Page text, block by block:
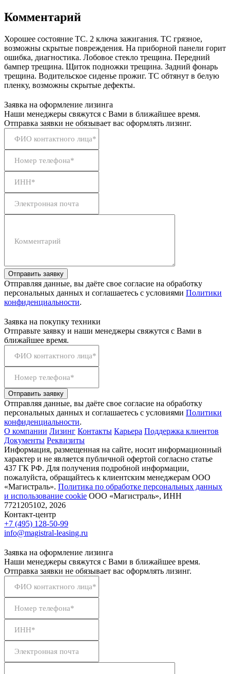
Комментарий
Хорошее состояние ТС. 2 ключа зажигания. ТС грязное,
возможны скрытые повреждения. На приборной панели горит
ошибка, диагностика. Лобовое стекло трещина. Передний
бампер трещина. Щиток подножки трещина. Задний фонарь
трещина. Водительское сиденье прожиг. ТС обтянут в белую
пленку, возможны скрытые дефекты.
Заявка на оформление лизинга
Наши менеджеры свяжутся с Вами в ближайшее время.
Отправка заявки не обязывает вас оформлять лизинг.
ФИО контактного лица*
Номер телефона*
ИНН*
Электронная почта
Комментарий
Отправить заявку
Отправляя данные, вы даёте свое согласие на обработку
персональных данных и соглашаетесь с условиями Политики
конфиденциальности.
Заявка на покупку техники
Отправьте заявку и наши менеджеры свяжутся с Вами в
ближайшее время.
ФИО контактного лица*
Номер телефона*
Отправить заявку
Отправляя данные, вы даёте свое согласие на обработку
персональных данных и соглашаетесь с условиями Политики
конфиденциальности.
О компании Лизинг Контакты Карьера Поддержка клиентов
Документы Реквизиты
Информация, размещенная на сайте, носит информационный
характер и не является публичной офертой согласно статье
437 ГК РФ. Для получения подробной информации,
пожалуйста, обращайтесь к клиентским менеджерам ООО
«Магистраль». Политика по обработке персональных данных
и использование сookie ООО «Магистраль», ИНН
7721205102, 2026
Контакт-центр
+7 (495) 128-50-99
info@magistral-leasing.ru
Заявка на оформление лизинга
Наши менеджеры свяжутся с Вами в ближайшее время.
Отправка заявки не обязывает вас оформлять лизинг.
ФИО контактного лица*
Номер телефона*
ИНН*
Электронная почта